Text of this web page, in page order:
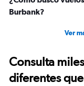
Burbank?
Ver
Consulta
diferentes